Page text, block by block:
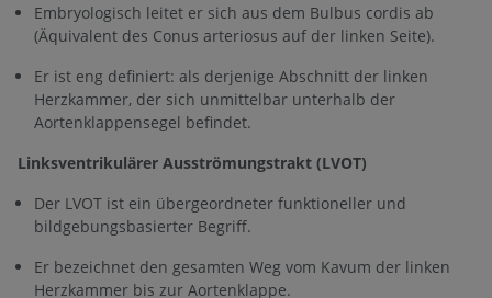
Embryologisch leitet er sich aus dem Bulbus cordis ab
(Äquivalent des Conus arteriosus auf der linken Seite).
Er ist eng definiert: als derjenige Abschnitt der linken
Herzkammer, der sich unmittelbar unterhalb der
Aortenklappensegel befindet.
Linksventrikulärer Ausströmungstrakt (LVOT)
Der LVOT ist ein übergeordneter funktioneller und
bildgebungsbasierter Begriff.
Er bezeichnet den gesamten Weg vom Kavum der linken
Herzkammer bis zur Aortenklappe.